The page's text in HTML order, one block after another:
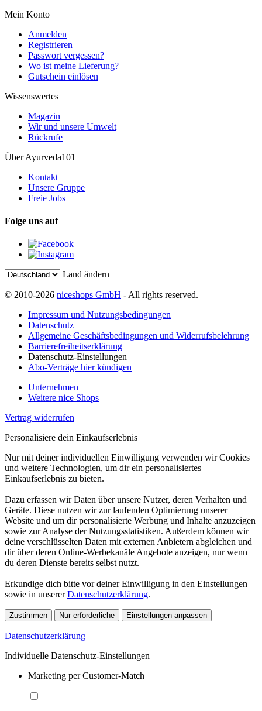
Mein Konto
Anmelden
Registrieren
Passwort vergessen?
Wo ist meine Lieferung?
Gutschein einlösen
Wissenswertes
Magazin
Wir und unsere Umwelt
Rückrufe
Über Ayurveda101
Kontakt
Unsere Gruppe
Freie Jobs
Folge uns auf
Land ändern
© 2010-2026 niceshops GmbH - All rights reserved.
Impressum und Nutzungsbedingungen
Datenschutz
Allgemeine Geschäftsbedingungen und Widerrufsbelehrung
Barrierefreiheitserklärung
Datenschutz-Einstellungen
Abo-Verträge hier kündigen
Unternehmen
Weitere nice Shops
Vertrag widerrufen
Personalisiere dein Einkaufserlebnis
Nur mit deiner individuellen Einwilligung verwenden wir Cookies
und weitere Technologien, um dir ein personalisiertes
Einkaufserlebnis zu bieten.
Dazu erfassen wir Daten über unsere Nutzer, deren Verhalten und
Geräte. Diese nutzen wir zur laufenden Optimierung unserer
Website und um dir personalisierte Werbung und Inhalte anzuzeigen
sowie zur Analyse der Nutzungsstatistiken. Außerdem können wir
deine verschlüsselten Daten mit externen Anbietern abgleichen und
dir über deren Online-Werbekanäle Angebote anzeigen, nur wenn
du deren Dienste bereits selbst nutzt.
Erkundige dich bitte vor deiner Einwilligung in den Einstellungen
sowie in unsererDatenschutzerklärung.
Zustimmen Nur erforderliche Einstellungen anpassen
Datenschutzerklärung
Individuelle Datenschutz-Einstellungen
Marketing per Customer-Match